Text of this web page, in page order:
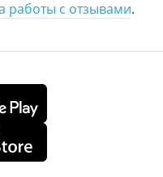
работы с отзывами.